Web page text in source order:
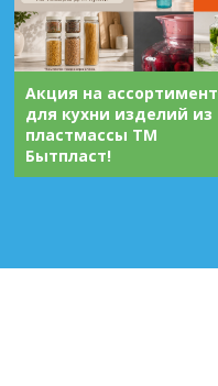
Акция на ассортимент
для кухни изделий из
пластмассы ТМ
Бытпласт!